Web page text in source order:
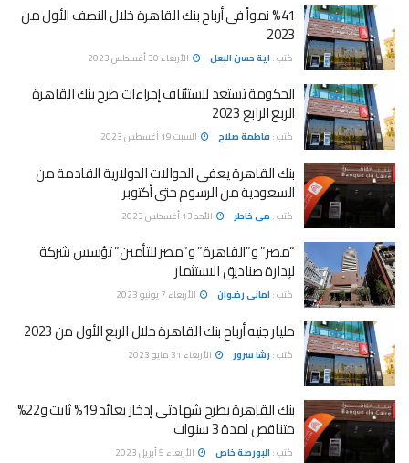
%41 نمواً فى أرباح بنك القاهرة خلال النصف الأول من
2023
كتب : اية حسن البعل الأربعاء 30 أغسطس 2023
الحكومة تستعد لاستئناف إجراءات طرح بنك القاهرة
الربع الرابع 2023
كتب : فاطمة صلاح السبت 19 أغسطس 2023
بنك القاهرة يعفى الحوالات الدولارية القادمة من
السعودية من الرسوم حتى أكتوبر
كتب : مى خاطر الأحد 13 أغسطس 2023
“مصر” و”القاهرة” و”مصر للتأمين” تؤسس شركة
لإدارة صناديق الاستثمار
كتب : امانى رضوان الأربعاء 7 يونيو 2023
مليار جنيه أرباح بنك القاهرة خلال الربع الأول من 2023
كتب : رشا سرور الأربعاء 31 مايو 2023
بنك القاهرة يطرح شهادتى إدخار بعائد 19% ثابت و22%
متناقص لمدة 3 سنوات
كتب : البورصة خاص الأربعاء 5 أبريل 2023